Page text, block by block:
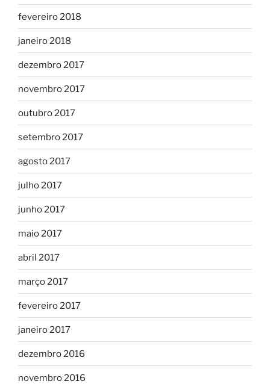
fevereiro 2018
janeiro 2018
dezembro 2017
novembro 2017
outubro 2017
setembro 2017
agosto 2017
julho 2017
junho 2017
maio 2017
abril 2017
março 2017
fevereiro 2017
janeiro 2017
dezembro 2016
novembro 2016